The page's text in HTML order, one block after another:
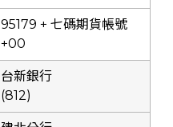
95179 + 七碼期貨帳號
+00
台新銀行
(812)